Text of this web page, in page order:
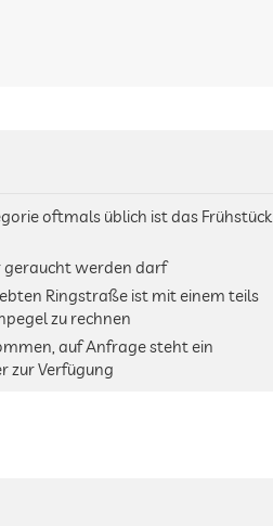
oftmals üblich ist das Frühstück
geraucht werden darf
Ringstraße ist mit einem teils
zu rechnen
auf Anfrage steht ein
zur Verfügung